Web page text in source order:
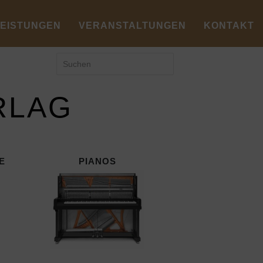
VERANSTALTUNGEN KONTAKT
PIANOS